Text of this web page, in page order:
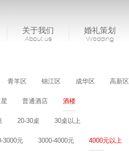
关于我们
About us
婚礼策划
Wedding
青羊区 锦江区 成华区 高新区
普通酒店 酒楼
20-30桌 30桌以上
3000元 3000-4000元 4000元以上